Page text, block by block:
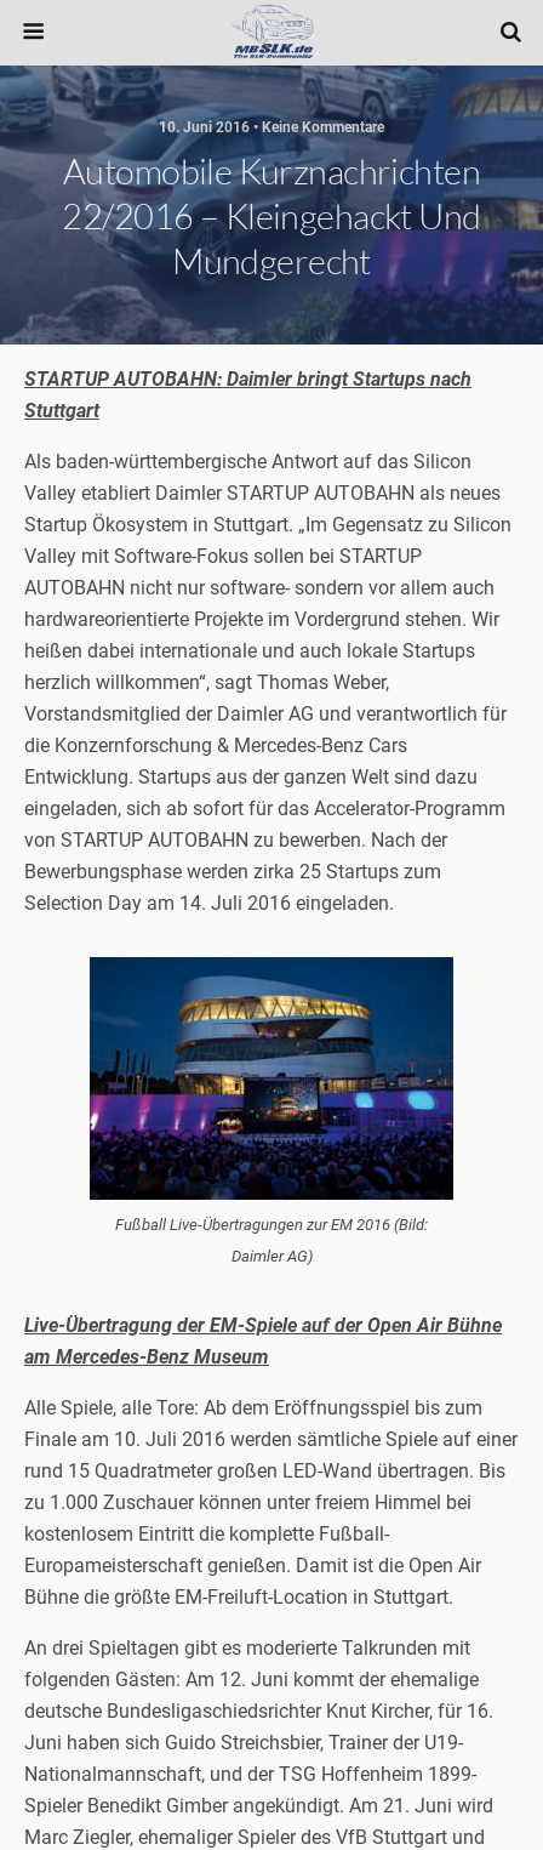
10. Juni 2016 • Keine Kommentare
Automobile Kurznachrichten
22/2016 – Kleingehackt Und
Mundgerecht
STARTUP AUTOBAHN: Daimler bringt Startups nach
Stuttgart
Als baden-württembergische Antwort auf das Silicon
Valley etabliert Daimler STARTUP AUTOBAHN als neues
Startup Ökosystem in Stuttgart. „Im Gegensatz zu Silicon
Valley mit Software-Fokus sollen bei STARTUP
AUTOBAHN nicht nur software- sondern vor allem auch
hardwareorientierte Projekte im Vordergrund stehen. Wir
heißen dabei internationale und auch lokale Startups
herzlich willkommen“, sagt Thomas Weber,
Vorstandsmitglied der Daimler AG und verantwortlich für
die Konzernforschung & Mercedes-Benz Cars
Entwicklung. Startups aus der ganzen Welt sind dazu
eingeladen, sich ab sofort für das Accelerator-Programm
von STARTUP AUTOBAHN zu bewerben. Nach der
Bewerbungsphase werden zirka 25 Startups zum
Selection Day am 14. Juli 2016 eingeladen.
Fußball Live-Übertragungen zur EM 2016 (Bild:
Daimler AG)
Live-Übertragung der EM-Spiele auf der Open Air Bühne
am Mercedes-Benz Museum
Alle Spiele, alle Tore: Ab dem Eröffnungsspiel bis zum
Finale am 10. Juli 2016 werden sämtliche Spiele auf einer
rund 15 Quadratmeter großen LED-Wand übertragen. Bis
zu 1.000 Zuschauer können unter freiem Himmel bei
kostenlosem Eintritt die komplette Fußball-
Europameisterschaft genießen. Damit ist die Open Air
Bühne die größte EM-Freiluft-Location in Stuttgart.
An drei Spieltagen gibt es moderierte Talkrunden mit
folgenden Gästen: Am 12. Juni kommt der ehemalige
deutsche Bundesligaschiedsrichter Knut Kircher, für 16.
Juni haben sich Guido Streichsbier, Trainer der U19-
Nationalmannschaft, und der TSG Hoffenheim 1899-
Spieler Benedikt Gimber angekündigt. Am 21. Juni wird
Marc Ziegler, ehemaliger Spieler des VfB Stuttgart und